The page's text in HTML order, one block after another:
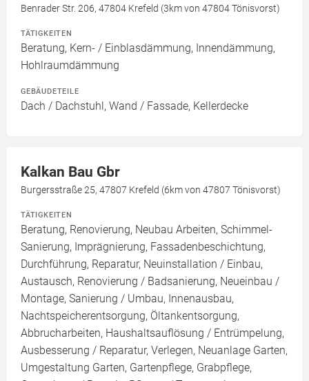
Benrader Str. 206, 47804 Krefeld (3km von 47804 Tönisvorst)
TÄTIGKEITEN
Beratung, Kern- / Einblasdämmung, Innendämmung,
Hohlraumdämmung
GEBÄUDETEILE
Dach / Dachstuhl, Wand / Fassade, Kellerdecke
Kalkan Bau Gbr
Burgersstraße 25, 47807 Krefeld (6km von 47807 Tönisvorst)
TÄTIGKEITEN
Beratung, Renovierung, Neubau Arbeiten, Schimmel-
Sanierung, Imprägnierung, Fassadenbeschichtung,
Durchführung, Reparatur, Neuinstallation / Einbau,
Austausch, Renovierung / Badsanierung, Neueinbau /
Montage, Sanierung / Umbau, Innenausbau,
Nachtspeicherentsorgung, Öltankentsorgung,
Abbrucharbeiten, Haushaltsauflösung / Entrümpelung,
Ausbesserung / Reparatur, Verlegen, Neuanlage Garten,
Umgestaltung Garten, Gartenpflege, Grabpflege,